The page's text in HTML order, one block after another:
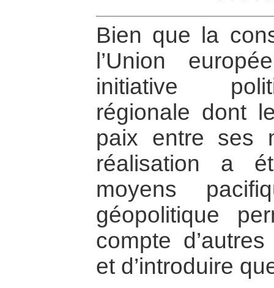
Bien que la
l’Union
initiative
régionale dont
paix entre ses
réalisation a
moyens
géopolitique
compte
et d’introduire